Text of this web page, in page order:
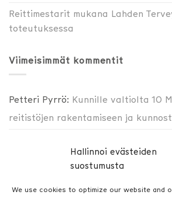
Hallinnoi evästeiden
suostumusta
We use cookies to optimize our website and
Reittimestarit mukana Lahden
toteutuksessa
Viimeisimmät kommentit
Petteri Pyrrö: Kunnille valtiolta 10
reitistöjen rakentamiseen ja
reitistöjen rakentamiseen ja